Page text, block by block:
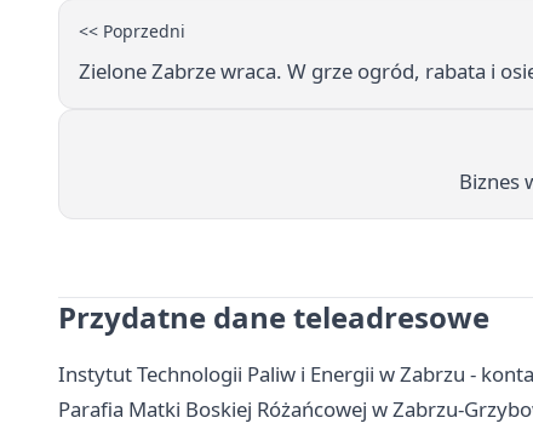
<< Poprzedni
Zielone Zabrze wraca. W grze ogród, rabata i
Biznes
Przydatne dane teleadresowe
Instytut Technologii Paliw i Energii w Zabrzu -
Parafia Matki Boskiej Różańcowej w Zabrzu-